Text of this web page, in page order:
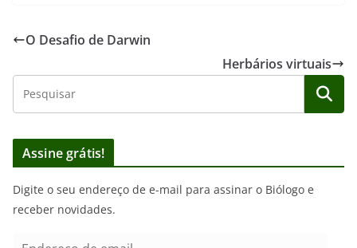
O Desafio de Darwin
Herbários virtuais
Assine grátis!
Digite o seu endereço de e-mail para assinar o Biólogo e
receber novidades.